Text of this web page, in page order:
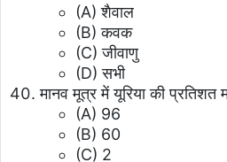
(A) शैवाल
(B) कवक
(C) जीवाणु
(D) सभी
मानव मूत्र में यूरिया की
(A) 96
(B) 60
(C) 2